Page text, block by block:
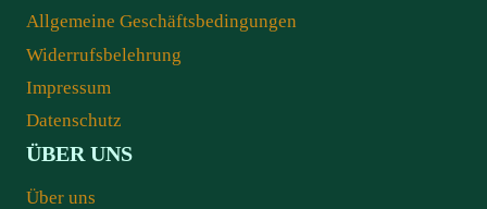
Allgemeine Geschäftsbedingungen
Widerrufsbelehrung
Impressum
Datenschutz
ÜBER UNS
Über uns